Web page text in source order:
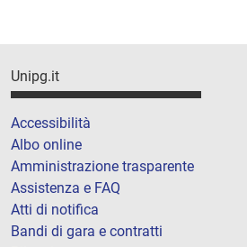
Unipg.it
Accessibilità
Albo online
Amministrazione trasparente
Assistenza e FAQ
Atti di notifica
Bandi di gara e contratti